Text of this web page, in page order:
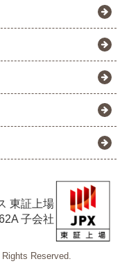
東証上場
子会社
Reserved.